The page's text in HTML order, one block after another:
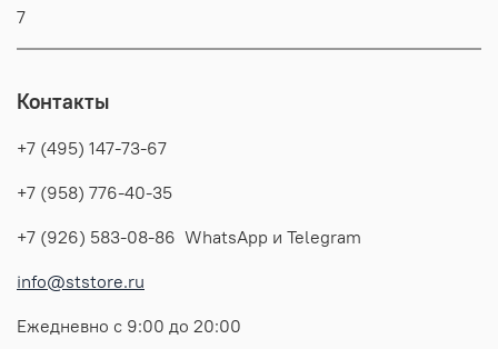
7
Контакты
+7 (495) 147-73-67
+7 (958) 776-40-35
+7 (926) 583-08-86 WhatsApp и Telegram
info@ststore.ru
Ежедневно с 9:00 до 20:00